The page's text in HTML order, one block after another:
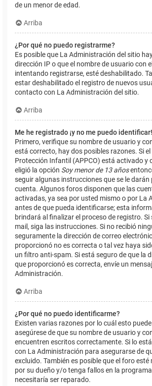
de un menor de edad.
Arriba
¿Por qué no puedo registrarme?
Es posible que La Administración del sitio
dirección IP o que el nombre de usuario con
intentando registrarse, esté deshabilitado.
estar deshabilitado el registro de nuevos
contacto con La Administración del sitio.
Arriba
Me he registrado ¡y no me puedo identificar!
Primero, verifique su nombre de usuario y
está correcto, hay dos posibles razones. Si
Protección Infantil (APPCO) está activado y
eligió la opción Soy menor de 13 años
seguir algunas instrucciones que se le darán
cuenta. Algunos foros disponen que las
activadas, ya sea por usted mismo o por La
antes de que pueda identificarse; esta
brindará al finalizar el proceso de registro. Si
mail, siga las instrucciones. Si no recibió
seguramente la dirección de correo
proporcionó no es correcta o tal vez haya
un filtro anti-spam. Si está seguro de que la
que proporcionó es correcta, envíe un
Administración.
Arriba
¿Por qué no puedo identificarme?
Existen varias razones por lo cuál esto
asegúrese de que su nombre de usuario y
encuentren escritos correctamente. Si lo
con La Administración para asegurarse de
excluido. También es posible que el foro
por su dueño y/o tenga fallos en la
necesitaría ser reparado.